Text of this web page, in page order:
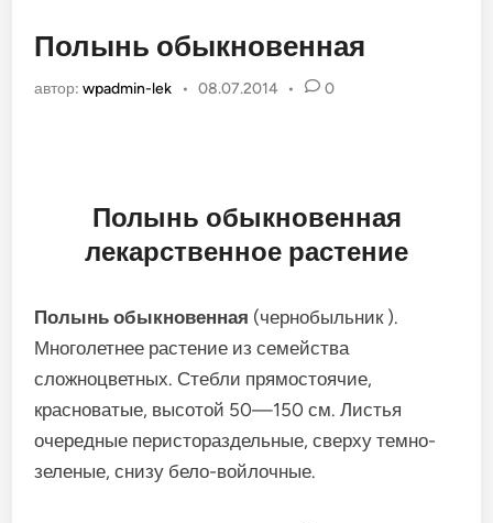
Полынь обыкновенная
автор:wpadmin-lek • 08.07.2014 • 0
Полынь обыкновенная
лекарственное растение
Полынь обыкновенная (чернобыльник ).
Многолетнее растение из семейства
сложноцветных. Стебли прямостоячие,
красноватые, высотой 50—150 см. Листья
очередные перистораздельные, сверху темно-
зеленые, снизу бело-войлочные.